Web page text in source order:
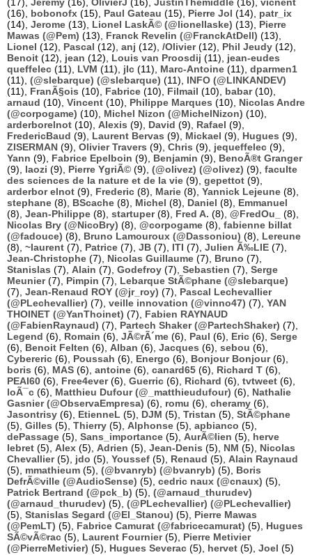
(16), bobonofx (15), Paul Gateau (15), Pierre Jol (14), patr_ix
(14), Jerome (13), Lionel LaskÃ© (@lionellaske) (13), Pierre
Mawas (@Pem) (13), Franck Revelin (@FranckAtDell) (13),
Lionel (12), Pascal (12), anj (12), /Olivier(12), Phil Jeudy (12),
Benoit (12), jean (12), Louis van Proosdij (11), jean-eudes
queffelec (11), LVM (11), jlc (11), Marc-Antoine (11), dparmen1
(11), (@slebarque) (@slebarque) (11), INFO (@LINKANDEV)
(11), FranÃ§ois (10), Fabrice (10), Filmail (10), babar(10),
arnaud (10), Vincent (10), Philippe Marques (10), Nicolas Andre
(@corpogame) (10), Michel Nizon (@MichelNizon) (10),
arderborelnot (10), Alexis (9), David (9), Rafael (9),
FredericBaud (9), Laurent Bervas (9), Mickael (9), Hugues (9),
ZISERMAN (9), Olivier Travers (9), Chris (9), jequeffelec (9),
Yann (9), Fabrice Epelboin (9), Benjamin (9), BenoÃ®t Granger
(9), laozi (9), Pierre YgriÃ© (9), (@olivez) (@olivez) (9), faculte
des sciences de la nature et de la vie (9), gepettot (9),
arderbor elnot (9), Frederic (8), Marie (8), Yannick Lejeune (8),
stephane (8), BScache (8), Michel (8), Daniel (8), Emmanuel
(8), Jean-Philippe (8), startuper(8), Fred A. (8), @FredOu_
(8),
Nicolas Bry (@NicoBry) (8), @corpogame (8), fabienne billat
(@fadouce) (8), Bruno Lamouroux (@Dassoniou) (8), Lereune
(8), ~laurent (7), Patrice (7), JB (7), ITI (7), Julien Ã‰LIE (7),
Jean-Christophe (7), Nicolas Guillaume (7), Bruno (7),
Stanislas (7), Alain (7), Godefroy (7), Sebastien (7), Serge
Meunier(7), Pimpin (7), Lebarque StÃ©phane (@slebarque)
(7), Jean-Renaud ROY (@jr_roy) (7), Pascal Lechevallier
(@PLechevallier) (7), veille innovation (@vinno47) (7), YAN
THOINET (@YanThoinet) (7), Fabien RAYNAUD
(@FabienRaynaud) (7), Partech Shaker (@PartechShaker) (7),
Legend (6), Romain (6), JÃ©rÃ´me (6), Paul (6), Eric (6), Serge
(6), Benoit Felten (6), Alban (6), Jacques (6), sebou (6),
Cybereric (6), Poussah (6), Energo (6), Bonjour Bonjour(6),
boris (6), MAS (6), antoine (6), canard65 (6), Richard T (6),
PEAI60 (6), Free4ever(6), Guerric (6), Richard (6), tvtweet (6),
loÃ¯c (6), Matthieu Dufour (@_matthieudufour) (6), Nathalie
Gasnier (@ObservaEmpresa) (6), romu (6), cheramy (6),
Jasontrisy (6), EtienneL (5), DJM (5), Tristan (5), StÃ©phane
(5), Gilles (5), Thierry (5), Alphonse (5), apbianco (5),
dePassage (5), Sans_importance (5), AurÃ©lien (5), herve
lebret (5), Alex (5), Adrien (5), Jean-Denis (5), NM (5), Nicolas
Chevallier(5), jdo (5), Youssef (5), Renaud (5), Alain Raynaud
(5), mmathieum (5), (@bvanryb) (@bvanryb) (5), Boris
DefrÃ©ville (@AudioSense) (5), cedric naux (@cnaux) (5),
Patrick Bertrand (@pck_b) (5), (@arnaud_thurudev)
(@arnaud_thurudev) (5), (@PLechevallier) (@PLechevallier)
(5), Stanislas Segard (@El_Stanou) (5), Pierre Mawas
(@PemLT) (5), Fabrice Camurat (@fabricecamurat) (5), Hugues
SÃ©vÃ©rac (5), Laurent Fournier(5), Pierre Metivier
(@PierreMetivier) (5), Hugues Severac (5), hervet (5), Joel (5)